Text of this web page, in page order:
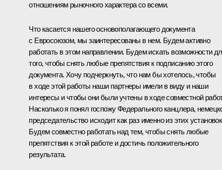
отношениям рыночного характера со всеми.
Что касается нашего основополагающего документа
с Евросоюзом, мы заинтересованы в нем. Будем активно
работать в этом направлении. Будем искать возможности
того, чтобы снять любые препятствия к подписанию этого
документа. Хочу подчеркнуть, что нам бы хотелось, чтобы
в ходе этой работы наши партнеры имели в виду и наши
интересы и чтобы они были учтены в ходе совместной
Насколько я понял госпожу Федерального канцлера,
председательство исходит как раз именно из этих
Будем совместно работать над тем, чтобы снять любые
препятствия к этой работе и достичь положительного
результата.